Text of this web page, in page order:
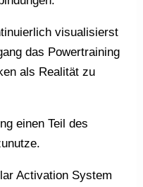
visualisierst
das Powertraining
als Realität zu
einen Teil des
Activation System